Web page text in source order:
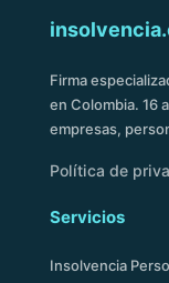
Firma
en Colombia. 16
empresas,
Política de
Servicios
Insolvencia